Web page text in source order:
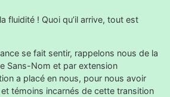
fluidité ! Quoi qu’il arrive, tout est
se fait sentir, rappelons nous de la
Sans-Nom et par extension
a placé en nous, pour nous avoir
et témoins incarnés de cette transition